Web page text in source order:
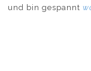
und bin gespannt